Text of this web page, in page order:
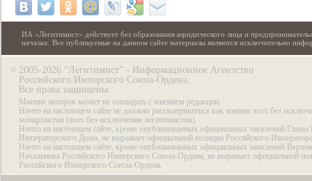
ИА «Легитимист» действует без образования юридического лица и
началах. Все публикуемые на данном сайте материалы являются исключительно
© 2005-2026 “Легитимист” - Информационное Агентство
Российского Имперского Союза-Ордена.
Все права защищены.
Мнение авторов может не совпадать с мнением редакции.
Ничто на настоящем сайте не должно рассматриваться как мнение всех без
монархистов (всех без исключения легитимистов).
Ничто на настоящем сайте, кроме опубликованных официальных заявлений Главы
Императорского Дома, не выражает официальной позиции Российского
Ничто на настоящем сайте, кроме опубликованных официальных заявлений
Начальника Российского Имперского Союза-Ордена, не выражает официальной
Российского Имперского Союза-Ордена.